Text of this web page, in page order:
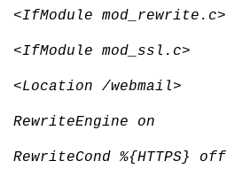
<IfModule mod_rewrite.c>
<IfModule mod_ssl.c>
<Location /webmail>
RewriteEngine on
RewriteCond %{HTTPS} off